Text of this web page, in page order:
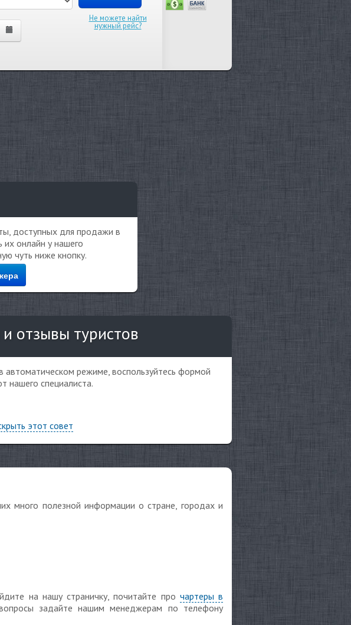
Не можете найти
нужный рейс?
доступных для продажи в
онлайн у нашего
чуть ниже кнопку.
отзывы туристов
режиме, воспользуйтесь формой
нашего специалиста.
этот совет
много полезной информации о стране, городах и
на нашу страничку, почитайте про чартеры в
задайте нашим менеджерам по телефону